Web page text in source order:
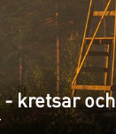
- kretsar och